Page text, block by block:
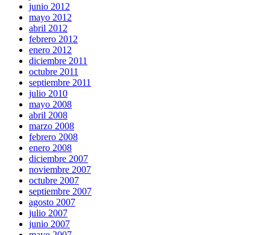
junio 2012
mayo 2012
abril 2012
febrero 2012
enero 2012
diciembre 2011
octubre 2011
septiembre 2011
julio 2010
mayo 2008
abril 2008
marzo 2008
febrero 2008
enero 2008
diciembre 2007
noviembre 2007
octubre 2007
septiembre 2007
agosto 2007
julio 2007
junio 2007